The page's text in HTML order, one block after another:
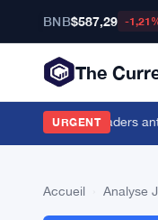
BNB$587,29 -
The
URGENT
que les traders
Accueil Analyse